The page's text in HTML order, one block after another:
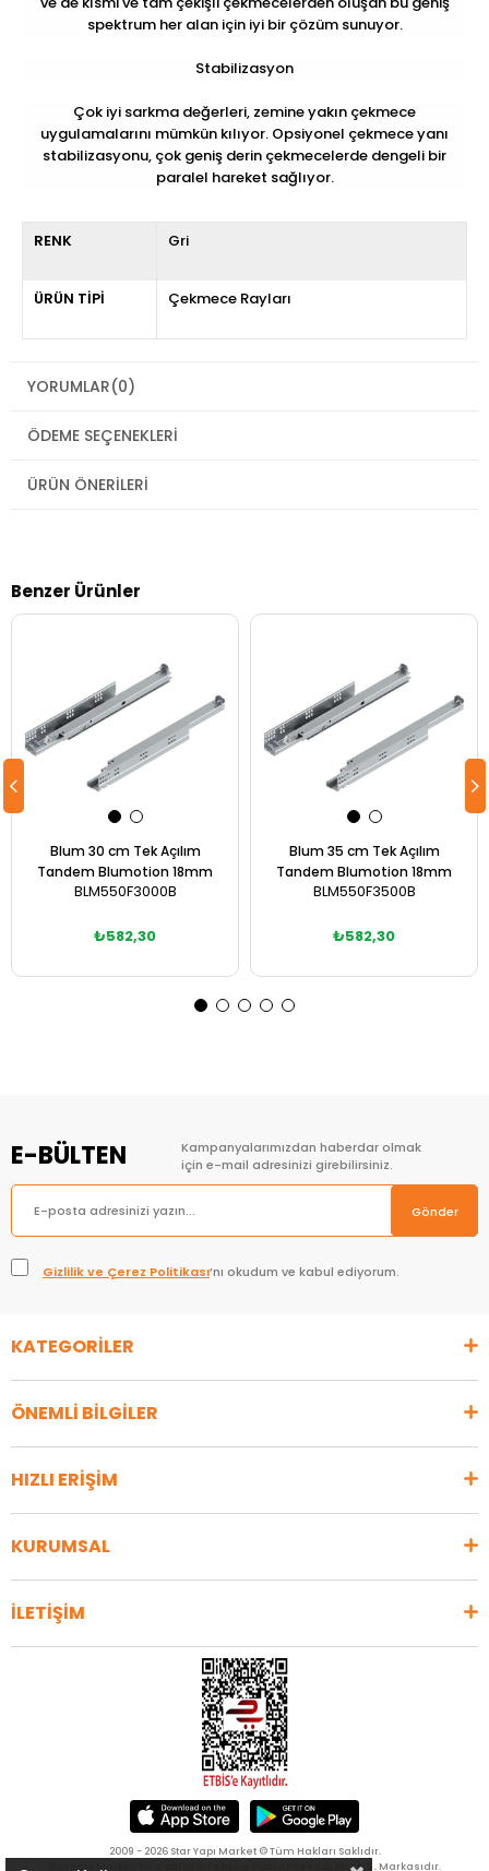
spektrum her alan için iyi bir çözüm sunuyor.
Stabilizasyon
Çok iyi sarkma değerleri, zemine yakın çekmece
uygulamalarını mümkün kılıyor. Opsiyonel çekmece yanı
stabilizasyonu, çok geniş derin çekmecelerde dengeli bir
paralel hareket sağlıyor.
RENK Gri
ÜRÜN TİPİ Çekmece Rayları
YORUMLAR(0)
ÖDEME SEÇENEKLERI
ÜRÜN ÖNERILERI
Benzer Ürünler
Blum 30 cm Tek Açılım
Tandem Blumotion 18mm
BLM550F3000B
₺582,30
Blum 35 cm Tek Açılım
Tandem Blumotion 18mm
BLM550F3500B
₺582,30
E-BÜLTEN
Kampanyalarımızdan haberdar olmak
için e-mail adresinizi girebilirsiniz.
Gönder
Gizlilik ve Çerez Politikası’nı okudum ve kabul ediyorum.
KATEGORİLER
ÖNEMLİ BİLGİLER
HIZLI ERİŞİM
KURUMSAL
İLETİŞİM
2009 - 2026 Star Yapı Market © Tüm Hakları Saklıdır.
Çağlayan Ahşap Yapı Aksesuarları A.Ş. Markasıdır.